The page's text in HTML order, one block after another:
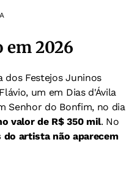
em 2026
dos Festejos Juninos
um em Dias d'Ávila
Senhor do Bonfim, no dia
valor de R$ 350 mil. No
do artista não aparecem